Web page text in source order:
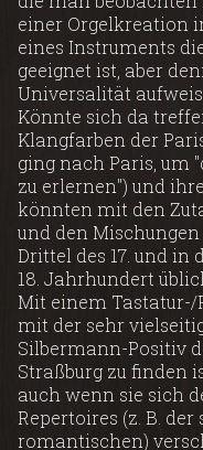
einer Orgelkreation
eines Instruments
geeignet ist, aber
Universalität
Könnte sich da
Klangfarben der
ging nach Paris, um
zu erlernen") und
könnten mit den
und den
Drittel des 17. und in
18. Jahrhundert
Mit einem Tastatur-/
mit der sehr
Silbermann-Positiv
Straßburg zu finden
auch wenn sie sich
Repertoires (z. B.
romantischen)